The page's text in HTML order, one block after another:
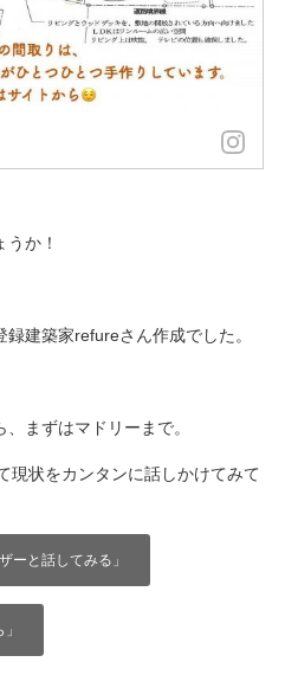
か！
建築家refureさん作成でした。
まずはマドリーまで。
現状をカンタンに話しかけてみて
ーと話してみる」